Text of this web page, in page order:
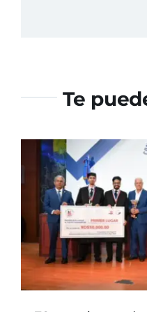
Te